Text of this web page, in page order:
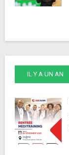
IL Y A UN AN